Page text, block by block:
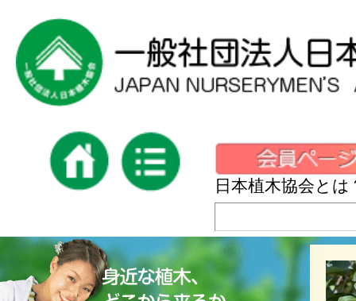
日本植木協会とは